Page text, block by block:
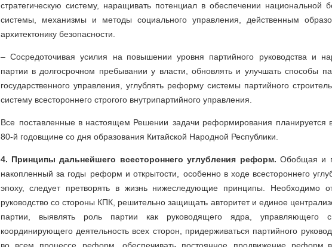
стратегическую систему, наращивать потенциал в обеспечении национальной
системы, механизмы и методы социального управления, действенным
архитектонику безопасности.
– Сосредоточивая усилия на повышении уровня партийного руководства и
партии в долгосрочном пребывании у власти, обновлять и улучшать способы
государственного управления, углублять реформу системы партийного
систему всестороннего строгого внутрипартийного управления.
Все поставленные в настоящем Решении задачи реформирования планируется
80-й годовщине со дня образования Китайской Народной Республики.
4. Принципы дальнейшего всестороннего углубления реформ. Обобщая и
накопленный за годы реформ и открытости, особенно в ходе всестороннего
эпоху, следует претворять в жизнь нижеследующие принципы. Необходимо
руководство со стороны КПК, решительно защищать авторитет и единое
партии, выявлять роль партии как руководящего ядра, управляющего
координирующего деятельность всех сторон, придерживаться партийного